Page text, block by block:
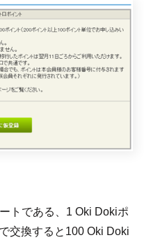
トである、1 Oki Dokiポ
交換すると100 Oki Doki